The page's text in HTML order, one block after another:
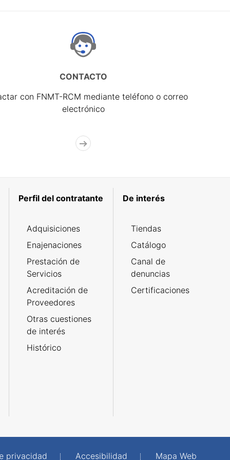
CONTACTO
con FNMT-RCM mediante teléfono o correo
electrónico
Perfil del contratante
Adquisiciones
Enajenaciones
Prestación de
Servicios
Acreditación de
Proveedores
Otras cuestiones
de interés
Histórico
De interés
Tiendas
Catálogo
Canal de
denuncias
Certificaciones
privacidad Accesibilidad Mapa Web